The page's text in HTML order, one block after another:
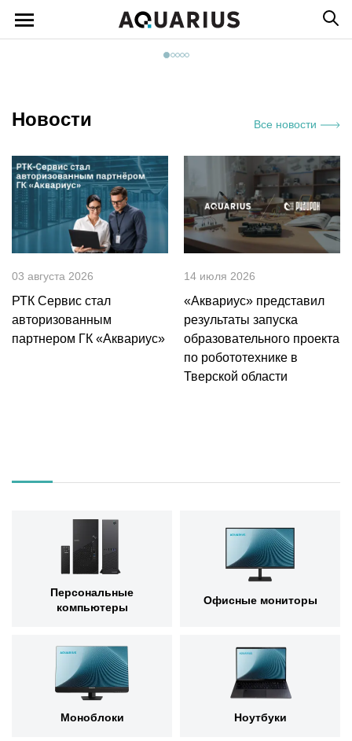
Новости Все новости
03 августа 2026
РТК Сервис стал
авторизованным
партнером ГК «Аквариус»
14 июля 2026
«Аквариус» представил
результаты запуска
образовательного проекта
по робототехнике в
Тверской области
Персональные
компьютеры
Офисные мониторы
Моноблоки Ноутбуки